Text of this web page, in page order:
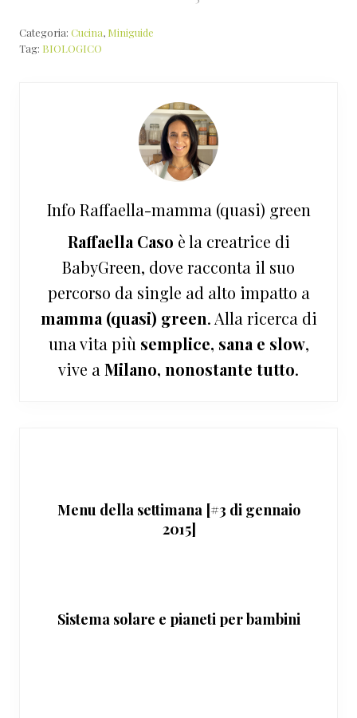
Categoria: Cucina, Miniguide
Tag: BIOLOGICO
Info Raffaella-mamma (quasi) green
Raffaella Caso è la creatrice di
BabyGreen, dove racconta il suo
percorso da single ad alto impatto a
mamma (quasi) green. Alla ricerca di
una vita più semplice, sana e slow,
vive a Milano, nonostante tutto.
Menu della settimana [#3 di gennaio
2015]
Sistema solare e pianeti per bambini